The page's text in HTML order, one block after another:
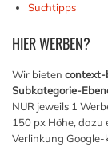
Suchtipps
HIERWERBEN?
Wir bieten context-
Subkategorie-
NUR jeweils 1
150 px Höhe, dazu
Verlinkung